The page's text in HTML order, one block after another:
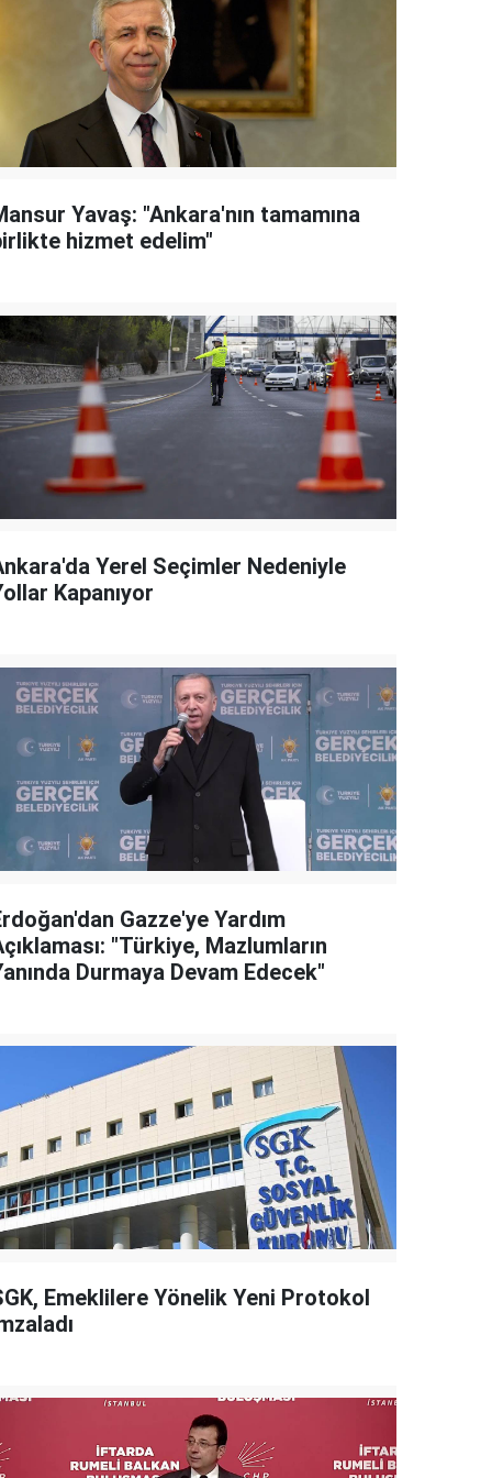
Yavaş: "Ankara'nın tamamına
hizmet edelim"
Yerel Seçimler Nedeniyle
Kapanıyor
Gazze'ye Yardım
"Türkiye, Mazlumların
Durmaya Devam Edecek"
Emeklilere Yönelik Yeni Protokol